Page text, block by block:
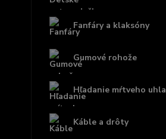
Fanfáry a klaksóny
Gumové rohože
Hľadanie mŕtveho uhla
Káble a drôty